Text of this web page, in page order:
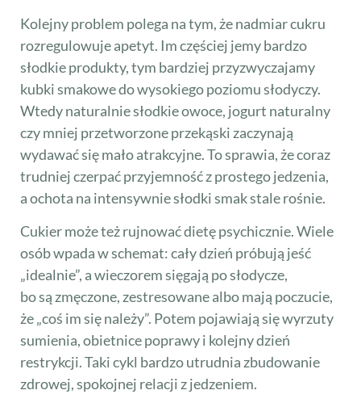
Kolejny problem polega na tym, że nadmiar cukru
rozregulowuje apetyt. Im częściej jemy bardzo
słodkie produkty, tym bardziej przyzwyczajamy
kubki smakowe do wysokiego poziomu słodyczy.
Wtedy naturalnie słodkie owoce, jogurt naturalny
czy mniej przetworzone przekąski zaczynają
wydawać się mało atrakcyjne. To sprawia, że coraz
trudniej czerpać przyjemność z prostego jedzenia,
a ochota na intensywnie słodki smak stale rośnie.
Cukier może też rujnować dietę psychicznie. Wiele
osób wpada w schemat: cały dzień próbują jeść
„idealnie”, a wieczorem sięgają po słodycze,
bo są zmęczone, zestresowane albo mają poczucie,
że „coś im się należy”. Potem pojawiają się wyrzuty
sumienia, obietnice poprawy i kolejny dzień
restrykcji. Taki cykl bardzo utrudnia zbudowanie
zdrowej, spokojnej relacji z jedzeniem.